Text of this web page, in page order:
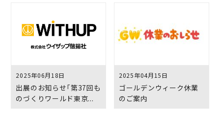
2025年06月18日
出展のお知らせ「第37回も
のづくりワールド東京...
2025年04月15日
ゴールデンウィーク休業
のご案内